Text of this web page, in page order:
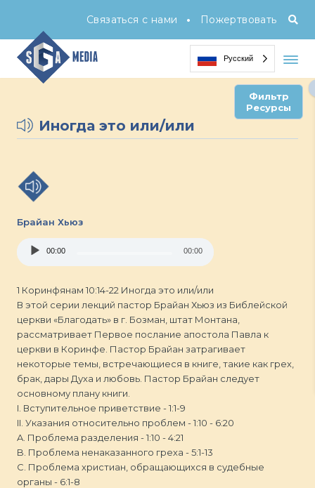
Связаться с нами • Пожертвовать
Русский
Фильтр
Ресурсы
Иногда это или/или
Брайан Хьюз
Audio
Player
00:00 00:00
1 Коринфянам 10:14-22 Иногда это или/или
В этой серии лекций пастор Брайан Хьюз из Библейской
церкви «Благодать» в г. Бозман, штат Монтана,
рассматривает Первое послание апостола Павла к
церкви в Коринфе. Пастор Брайан затрагивает
некоторые темы, встречающиеся в книге, такие как грех,
брак, дары Духа и любовь. Пастор Брайан следует
основному плану книги.
I. Вступительное приветствие - 1:1-9
II. Указания относительно проблем - 1:10 - 6:20
A. Проблема разделения - 1:10 - 4:21
B. Проблема ненаказанного греха - 5:1-13
C. Проблема христиан, обращающихся в судебные
органы - 6:1-8